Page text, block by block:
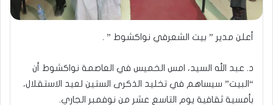
أعلن مدير ” بيت الشعرفي نواكشوط ” .
د. عبد الله السيد، امس الخميس في العاصمة نواكشوط أن
“البيت” سيساهم في تخليد الذكرى الستين لعيد الاستقلال،
بأمسية ثقافية يوم التاسع عشر من نوفمبر الجاري.